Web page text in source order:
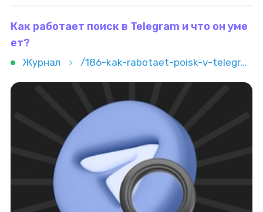
Как работает поиск в Telegram и что он уме
ет?
Журнал /186-kak-rabotaet-poisk-v-telegram-i-chto-on-umeet